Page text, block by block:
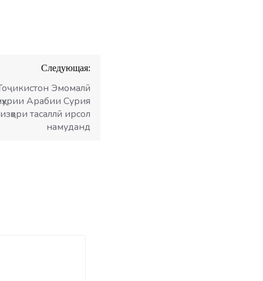
Следующая:
Эмомалӣ
Арабии Сурия
тасаллӣ ирсол
намуданд